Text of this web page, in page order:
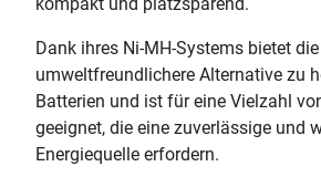
Dank ihres Ni-MH-Systems bietet
umweltfreundlichere Alternative zu
Batterien und ist für eine Vielzahl
geeignet, die eine zuverlässige und
Energiequelle erfordern.